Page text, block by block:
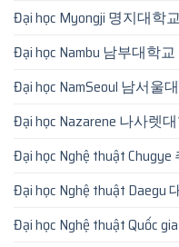
Đại học Myongji 명지대학교
Đại học Nambu 남부대학교
Đại học NamSeoul 남서울
Đại học Nazarene 나사렛
Đại học Nghệ thuật
Đại học Nghệ thuật Daegu
Đại học Nghệ thuật Quốc